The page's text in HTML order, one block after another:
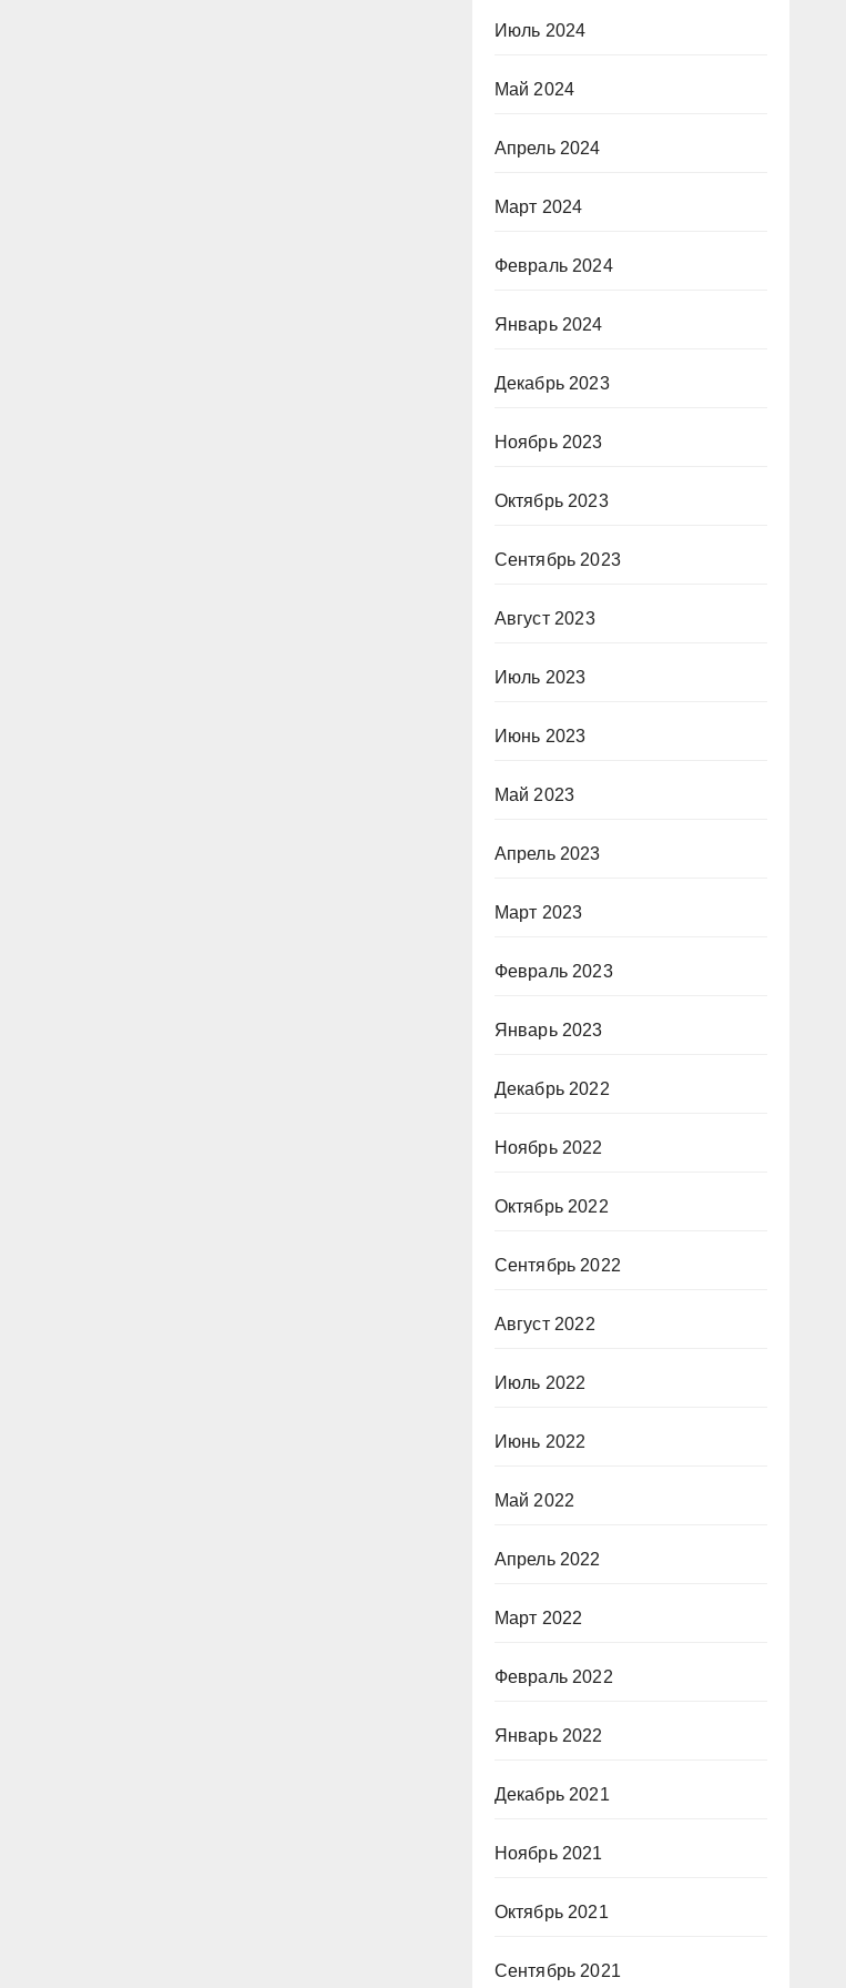
Июль 2024
Май 2024
Апрель 2024
Март 2024
Февраль 2024
Январь 2024
Декабрь 2023
Ноябрь 2023
Октябрь 2023
Сентябрь 2023
Август 2023
Июль 2023
Июнь 2023
Май 2023
Апрель 2023
Март 2023
Февраль 2023
Январь 2023
Декабрь 2022
Ноябрь 2022
Октябрь 2022
Сентябрь 2022
Август 2022
Июль 2022
Июнь 2022
Май 2022
Апрель 2022
Март 2022
Февраль 2022
Январь 2022
Декабрь 2021
Ноябрь 2021
Октябрь 2021
Сентябрь 2021